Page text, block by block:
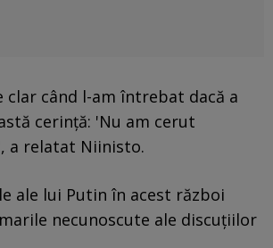
clar când l-am întrebat dacă a
cerinţă: 'Nu am cerut
a relatat Niinisto.
ale lui Putin în acest război
necunoscute ale discuţiilor